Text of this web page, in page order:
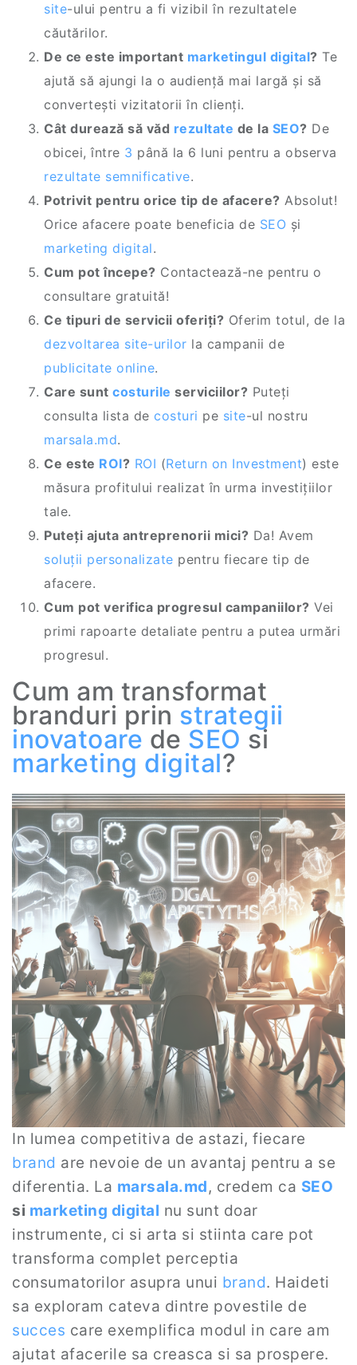
site-ului pentru a fi vizibil în rezultatele
căutărilor.
De ce este important marketingul digital? Te
ajută să ajungi la o audiență mai largă și să
convertești vizitatorii în clienți.
Cât durează să văd rezultate de la SEO? De
obicei, între 3 până la 6 luni pentru a observa
rezultate semnificative.
Potrivit pentru orice tip de afacere? Absolut!
Orice afacere poate beneficia de SEO și
marketing digital.
Cum pot începe? Contactează-ne pentru o
consultare gratuită!
Ce tipuri de servicii oferiți? Oferim totul, de la
dezvoltarea site-urilor la campanii de
publicitate online.
Care sunt costurile serviciilor? Puteți
consulta lista de costuri pe site-ul nostru
marsala.md.
Ce este ROI? ROI (Return on Investment) este
măsura profitului realizat în urma investițiilor
tale.
Puteți ajuta antreprenorii mici? Da! Avem
soluții personalizate pentru fiecare tip de
afacere.
Cum pot verifica progresul campaniilor? Vei
primi rapoarte detaliate pentru a putea urmări
progresul.
Cum am transformat
branduri prin strategii
inovatoare de SEO si
marketing digital?
In lumea competitiva de astazi, fiecare
brand are nevoie de un avantaj pentru a se
diferentia. La marsala.md, credem ca SEO
si marketing digital nu sunt doar
instrumente, ci si arta si stiinta care pot
transforma complet perceptia
consumatorilor asupra unui brand. Haideti
sa exploram cateva dintre povestile de
succes care exemplifica modul in care am
ajutat afacerile sa creasca si sa prospere.